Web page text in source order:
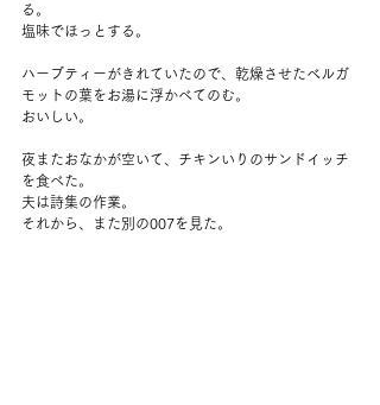
る。
塩味でほっとする。
ハーブティーがきれていたので、乾燥させたベルガ
モットの葉をお湯に浮かべてのむ。
おいしい。
夜またおなかが空いて、チキンいりのサンドイッチ
を食べた。
夫は詩集の作業。
それから、また別の007を見た。